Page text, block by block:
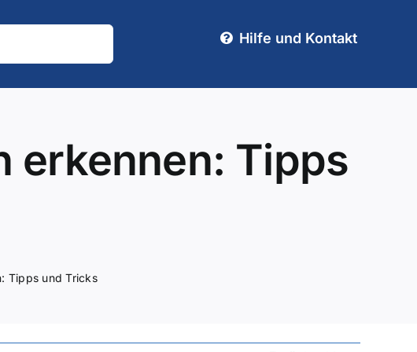
Hilfe und Kontakt
erkennen: Tipps
Tipps und Tricks